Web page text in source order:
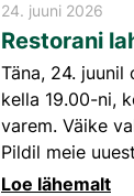
24. juuni 2026
Restorani
Täna, 24.
kella 19.00-ni,
varem. Väike
Pildil meie
Loe lähemalt